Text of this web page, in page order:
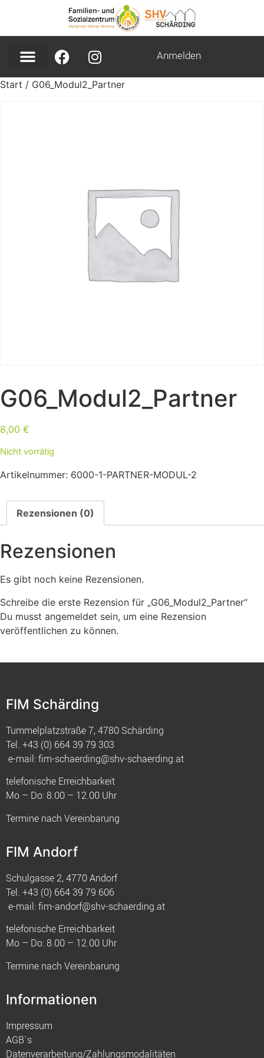
Anmelden
Start / G06_Modul2_Partner
G06_Modul2_Partner
8,00 €
Nicht vorrätig
Artikelnummer: 6000-1-PARTNER-MODUL-2
Rezensionen (0)
Rezensionen
Es gibt noch keine Rezensionen.
Schreibe die erste Rezension für „G06_Modul2_Partner“
Du musst angemeldet sein, um eine Rezension
veröffentlichen zu können.
FIM Schärding
Tummelplatzstraße 7, 4780 Schärding
Tel. +43 (0) 664 39 79 303
e-mail:fim-schaerding@shv-schaerding.at
telefonische Erreichbarkeit
Mo – Do: 8.00 – 12.00 Uhr
Termine nach Vereinbarung
FIM Andorf
Schulgasse 2, 4770 Andorf
Tel. +43 (0) 664 39 79 606
e-mail:fim-andorf@shv-schaerding.at
telefonische Erreichbarkeit
Mo – Do: 8.00 – 12.00 Uhr
Termine nach Vereinbarung
Informationen
Impressum
AGB`s
Datenverarbeitung/Zahlungsmodalitäten